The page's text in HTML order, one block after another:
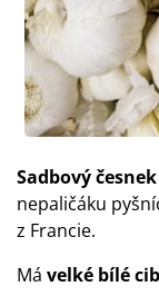
Sadbový
nepaličáku
z Francie.
Má velké bílé